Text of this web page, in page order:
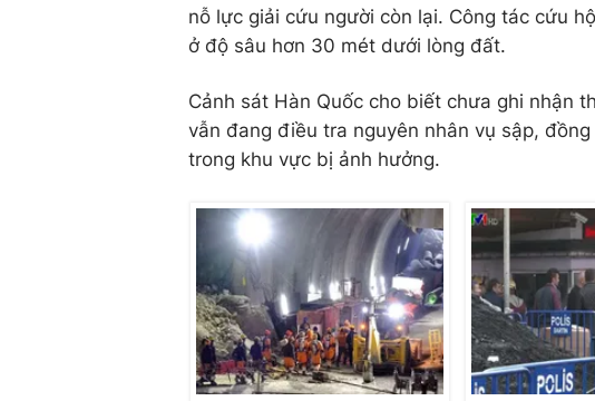
nỗ lực giải cứu người còn lại. Công tác cứu
ở độ sâu hơn 30 mét dưới lòng đất.
Cảnh sát Hàn Quốc cho biết chưa ghi nhận
vẫn đang điều tra nguyên nhân vụ sập,
trong khu vực bị ảnh hưởng.